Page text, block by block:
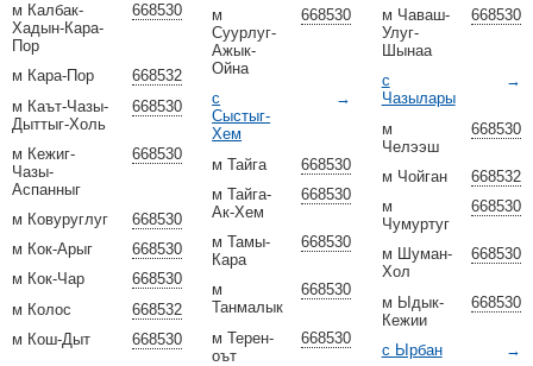
668530
м Калбак-
Хадын-Кара-
Пор
668532
м Кара-Пор
668530
м Каът-Чазы-
Дыттыг-Холь
668530
м Кежиг-
Чазы-
Аспанныг
668530
м Ковуруглуг
668530
м Кок-Арыг
668530
м Кок-Чар
668532
м Колос
668530
м Кош-Дыт
668530
м
Суурлуг-
Ажык-
Ойна
→
с
Сыстыг-
Хем
668530
м Тайга
668530
м Тайга-
Ак-Хем
668530
м Тамы-
Кара
668530
м
Танмалык
668530
м Терен-
оът
668530
м Чаваш-
Улуг-
Шынаа
→
с
Чазылары
668530
м
Челээш
668532
м Чойган
668530
м
Чумуртуг
668530
м Шуман-
Хол
668530
м Ыдык-
Кежии
→
с Ырбан